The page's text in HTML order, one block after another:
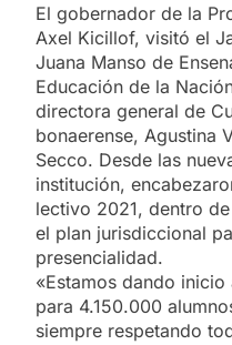
El gobernador de la
Axel Kicillof, visitó el
Juana Manso de
Educación de la
directora general de
bonaerense, Agustina
Secco. Desde las
institución,
lectivo 2021, dentro
el plan jurisdiccional
presencialidad.
«Estamos dando
para 4.150.000
siempre respetando